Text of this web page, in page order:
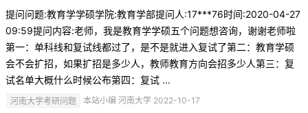
提问问题:教育学学硕学院:教育学部提问人:17***76时间:2020-04-27
09:59提问内容:老师，我是教育学学硕五个问题想咨询，谢谢老师啦
第一：单科线和复试线都过了，是不是就进入复试了第二：教育学硕
会不会扩招，如果扩招是多少人，教师教育方向会招多少人第三：复
试名单大概什么时候公布第四：复试 ...
河南大学考研问题 本站小编 河南大学 2022-10-17